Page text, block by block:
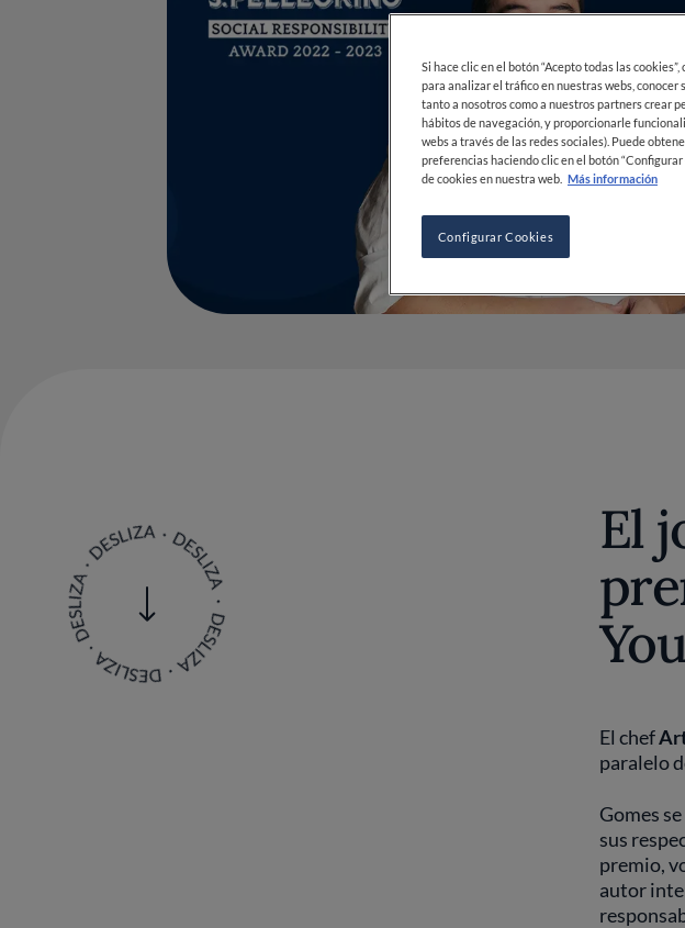
El
El chef
paralelo
Gomes
sus
premio,
autor
Si hace clic en el botón “Acepto todas las
para analizar el tráfico en nuestras webs,
tanto a nosotros como a nuestros partners crear
hábitos de navegación, y proporcionarle
webs a través de las redes sociales). Puede
preferencias haciendo clic en el botón
de cookies en nuestra web. Más información
Configurar Cookies